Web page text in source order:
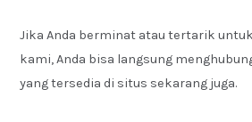
Jika Anda berminat atau tertarik
kami, Anda bisa langsung
yang tersedia di situs sekarang juga.